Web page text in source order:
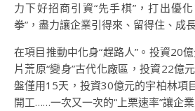
力下好招商引資“先手棋”，打出優
拳”，盡力讓企業引得來、留得住、成
在項目推動中化身“趕路人”。投資20
片荒原“變身”古代化廠區，投資22億
盤僅用15天，投資30億元的宇柏林項
開工……一次又一次的“上栗速率”讓企